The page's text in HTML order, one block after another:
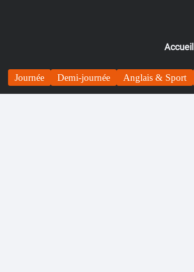
Accueil
Journée Demi-journée Anglais & Sport